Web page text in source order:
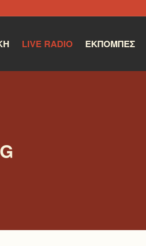
LIVE RADIO ΕΚΠΟΜΠΈΣ